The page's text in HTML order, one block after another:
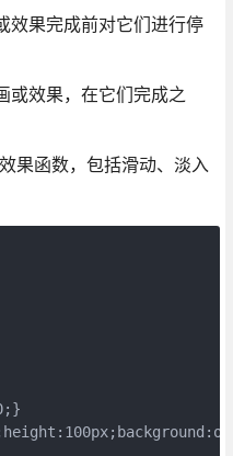
果完成前对它们进行停
效果，在它们完成之
果函数，包括滑动、淡入